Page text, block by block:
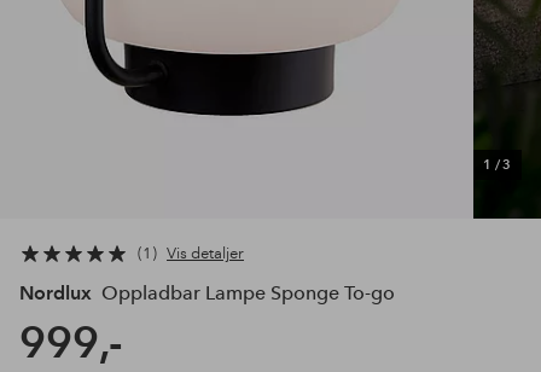
1 /3
1 Vis detaljer
Nordlux Oppladbar Lampe Sponge To-go
999,-